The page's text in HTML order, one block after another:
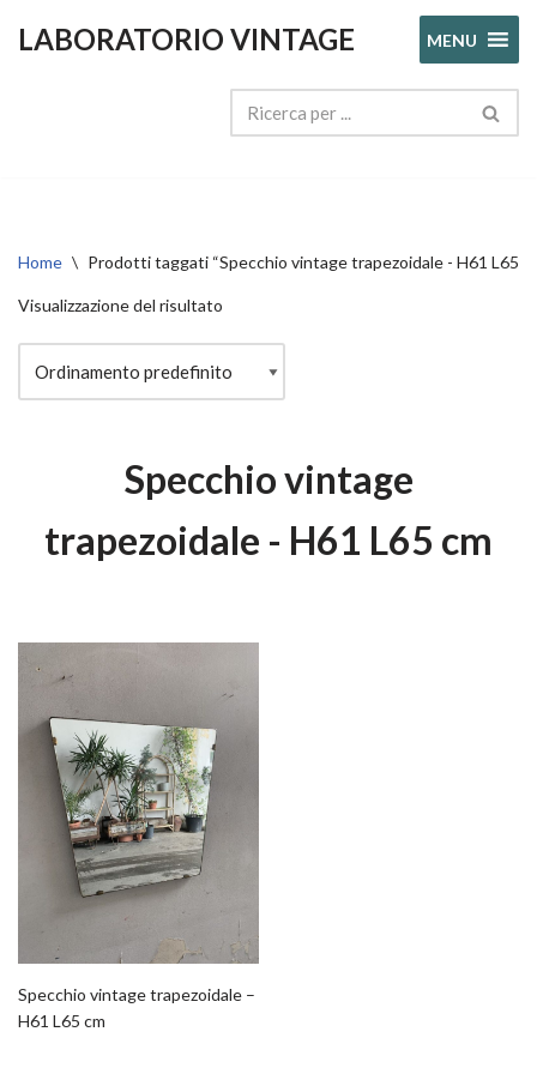
LABORATORIO VINTAGE MENU
Home \ Prodotti taggati “Specchio vintage trapezoidale - H61 L65
Visualizzazione del risultato
Specchio vintage
trapezoidale - H61 L65 cm
Specchio vintage trapezoidale –
H61 L65 cm